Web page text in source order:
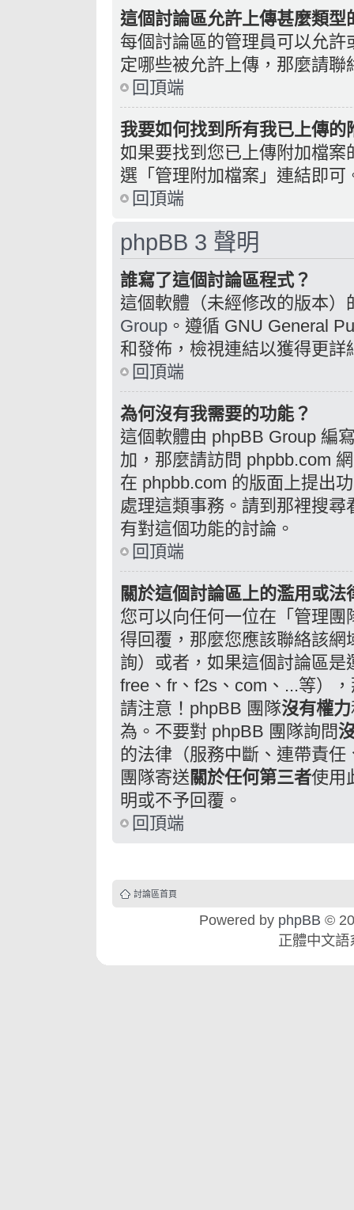
這個討論區允許上傳甚麼類型
每個討論區的管理員可以允
定哪些被允許上傳，那麼請聯
回頂端
我要如何找到所有我已上傳的
如果要找到您已上傳附加檔
選「管理附加檔案」連結即可
回頂端
phpBB 3 聲明
誰寫了這個討論區程式？
這個軟體（未經修改的版本
Group 。遵循 GNU General
和發佈，檢視連結以獲得更詳
回頂端
為何沒有我需要的功能？
這個軟體由 phpBB Group 編
加，那麼請訪問 phpbb.com
在 phpbb.com 的版面上提出
處理這類事務。請到那裡搜
有對這個功能的討論。
回頂端
關於這個討論區上的濫用或
您可以向任何一位在「管理
得回覆，那麼您應該聯絡該
詢）或者，如果這個討論區
free、fr、f2s、com、...等）
請注意！phpBB 團隊沒有權力
為。不要對 phpBB 團隊詢問
的法律（服務中斷、連帶責
團隊寄送 關於任何第三者使用
明或不予回覆。
回頂端
討論區首頁
Powered by phpBB ©
正體中文